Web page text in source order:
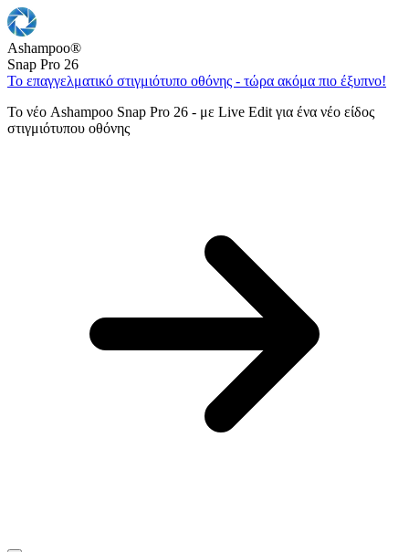
Ashampoo®
Snap Pro 26
Το επαγγελματικό στιγμιότυπο οθόνης - τώρα ακόμα πιο έξυπνο!
Το νέο Ashampoo Snap Pro 26 - με Live Edit για ένα νέο είδος
στιγμιότυπου οθόνης